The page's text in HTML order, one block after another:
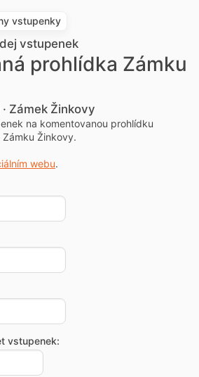
vstupenky
vstupenek
prohlídka Zámku
Zámek Žinkovy
na komentovanou prohlídku
Žinkovy.
webu.
vstupenek: